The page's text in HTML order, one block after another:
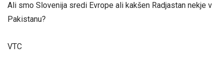
Ali smo Slovenija sredi Evrope ali kakšen Radjastan nekje v
Pakistanu?
VTC